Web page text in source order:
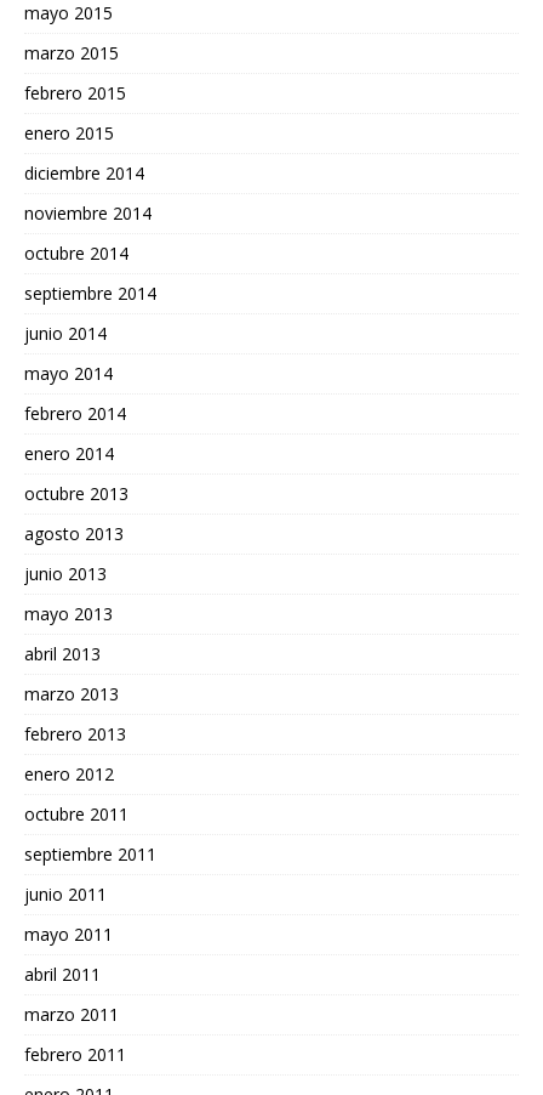
mayo 2015
marzo 2015
febrero 2015
enero 2015
diciembre 2014
noviembre 2014
octubre 2014
septiembre 2014
junio 2014
mayo 2014
febrero 2014
enero 2014
octubre 2013
agosto 2013
junio 2013
mayo 2013
abril 2013
marzo 2013
febrero 2013
enero 2012
octubre 2011
septiembre 2011
junio 2011
mayo 2011
abril 2011
marzo 2011
febrero 2011